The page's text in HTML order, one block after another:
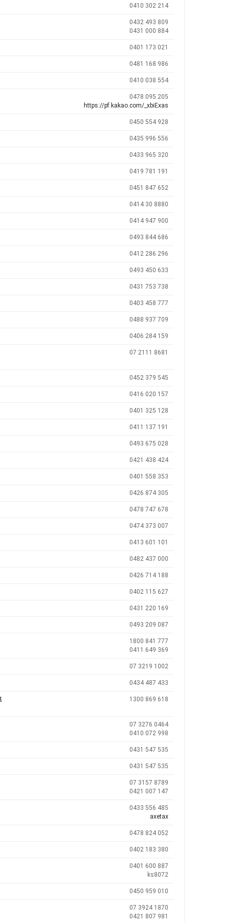
0410 302 214
0432 493 809
0431 000 884
0401 173 021
0481 168 986
0410 038 554
0478 095 205
https://pf.kakao.com/_xbiExas
0450 554 928
0435 996 556
0433 965 320
0419 781 191
0451 847 652
0414 30 8880
0414 947 900
0493 844 686
0412 286 296
0493 450 633
0431 753 738
0403 458 777
0488 937 709
0406 284 159
07 2111 8681
0452 379 545
0416 020 157
0401 325 128
0411 137 191
0493 675 028
0421 438 424
0401 558 353
0426 874 305
0478 747 678
0474 373 007
0413 601 101
0482 437 000
0426 714 188
0402 115 627
0431 220 169
0493 209 087
1800 841 777
0411 649 369
07 3219 1002
0434 487 433
1300 869 618
07 3276 0464
0410 072 998
0431 547 535
0431 547 535
07 3157 8789
0421 007 147
0433 556 485
axetax
0478 824 052
0402 183 380
0401 600 887
ks8072
0450 959 010
07 3924 1870
0421 807 981